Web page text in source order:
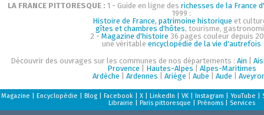
LA FRANCE PITTORESQUE : 1 - Guide en ligne des richesses de la France
1999 :
Histoire de France, patrimoine historique et
gîtes et chambres d'hôtes, tourisme,
2 - Magazine d'histoire 36 pages couleur depuis
une véritable encyclopédie de la vie d'autrefois
Découvrir des ouvrages sur les communes de nos départements : Ain
Provence
Hautes-Alpes
Alpes-Maritimes
Ardèche
Ardennes Ariège Aube Aude
Magazine Encyclopédie Blog| Facebook| X| LinkedIn VK| Instagram YouTube
Librairie
Paris pittoresque Prénoms| Services